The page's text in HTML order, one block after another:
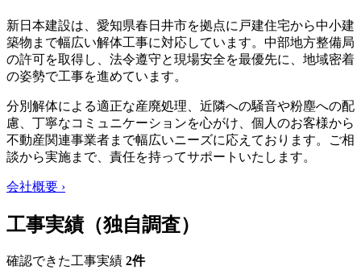
新日本建設は、愛知県春日井市を拠点に戸建住宅から中小建
築物まで幅広い解体工事に対応しています。中部地方整備局
の許可を取得し、法令遵守と現場安全を最優先に、地域密着
の姿勢で工事を進めています。
分別解体による適正な産廃処理、近隣への騒音や粉塵への配
慮、丁寧なコミュニケーションを心がけ、個人のお客様から
不動産関連事業者まで幅広いニーズに応えております。ご相
談から実施まで、責任を持ってサポートいたします。
会社概要 ›
工事実績（独自調査）
確認できた工事実績 2件